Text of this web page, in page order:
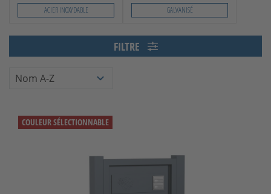
ACIER INOXYDABLE GALVANISÉ
FILTRE
COULEUR SÉLECTIONNABLE